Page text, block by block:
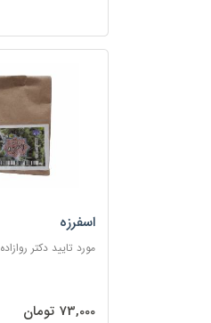
اسفرزه
مورد تایید دکتر روازاده
73,000 تومان